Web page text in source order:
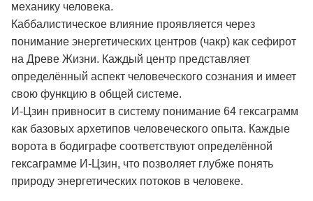
механику человека.
Каббалистическое влияние проявляется через
понимание энергетических центров (чакр) как сефирот
на Древе Жизни. Каждый центр представляет
определённый аспект человеческого сознания и имеет
свою функцию в общей системе.
И-Цзин привносит в систему понимание 64 гексаграмм
как базовых архетипов человеческого опыта. Каждые
ворота в бодиграфе соответствуют определённой
гексаграмме И-Цзин, что позволяет глубже понять
природу энергетических потоков в человеке.